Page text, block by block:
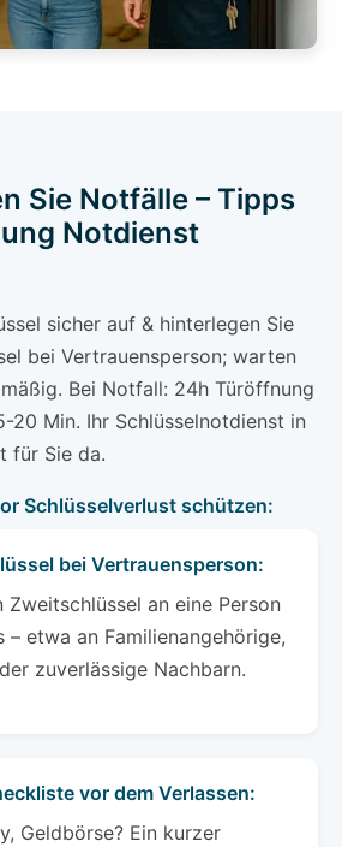
Sie Notfälle – Tipps
Notdienst
sicher auf & hinterlegen Sie
bei Vertrauensperson; warten
Bei Notfall: 24h Türöffnung
20 Min. Ihr Schlüsselnotdienst in
für Sie da.
Schlüsselverlust schützen:
bei Vertrauensperson:
Zweitschlüssel an eine Person
– etwa an Familienangehörige,
zuverlässige Nachbarn.
vor dem Verlassen:
Geldbörse? Ein kurzer